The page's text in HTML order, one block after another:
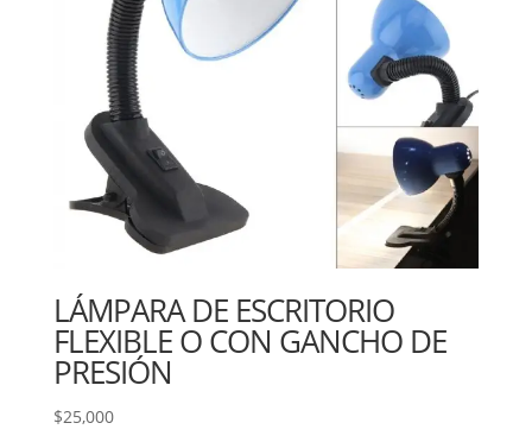
LÁMPARA DE ESCRITORIO
FLEXIBLE O CON GANCHO DE
PRESIÓN
$25,000